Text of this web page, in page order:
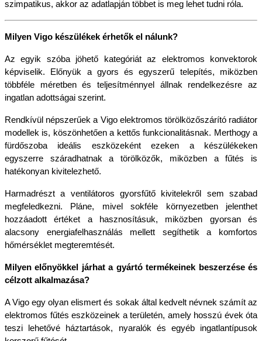
szimpatikus, akkor az adatlapján többet is meg lehet tudni róla.
Milyen Vigo készülékek érhetők el nálunk?
Az egyik szóba jöhető kategóriát az elektromos konvektorok
képviselik. Előnyük a gyors és egyszerű telepítés, miközben
többféle méretben és teljesítménnyel állnak rendelkezésre az
ingatlan adottságai szerint.
Rendkívül népszerűek a Vigo elektromos törölközőszárító radiátor
modellek is, köszönhetően a kettős funkcionalitásnak. Merthogy a
fürdőszoba ideális eszközeként ezeken a készülékeken
egyszerre száradhatnak a törölközők, miközben a fűtés is
hatékonyan kivitelezhető.
Harmadrészt a ventilátoros gyorsfűtő kivitelekről sem szabad
megfeledkezni. Pláne, mivel sokféle környezetben jelenthet
hozzáadott értéket a hasznosításuk, miközben gyorsan és
alacsony energiafelhasználás mellett segíthetik a komfortos
hőmérséklet megteremtését.
Milyen előnyökkel járhat a gyártó termékeinek beszerzése és
célzott alkalmazása?
A Vigo egy olyan elismert és sokak által kedvelt névnek számít az
elektromos fűtés eszközeinek a területén, amely hosszú évek óta
teszi lehetővé háztartások, nyaralók és egyéb ingatlantípusok